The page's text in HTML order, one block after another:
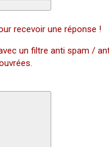
recevoir une réponse !
un filtre anti spam /